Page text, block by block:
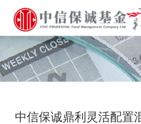
中信保诚鼎利灵活配置